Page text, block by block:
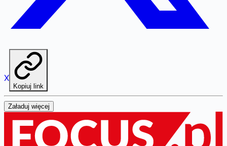
X
Kopiuj link
Załaduj więcej